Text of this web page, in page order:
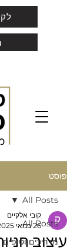
פוסט
All Posts
מדריכים וטיפים
All Posts
עיצוב
קובי אלקיים
26 במאי 2025